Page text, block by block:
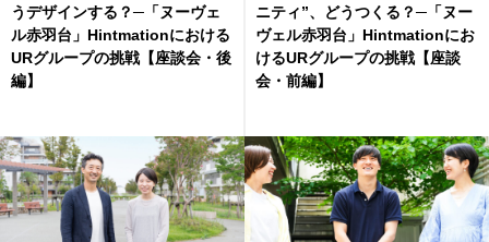
うデザインする？─「ヌーヴェ
ル赤羽台」Hintmationにおける
URグループの挑戦【座談会・後
編】
ニティ”、どうつくる？─「ヌー
ヴェル赤羽台」Hintmationにお
けるURグループの挑戦【座談
会・前編】